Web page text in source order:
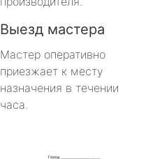
Выезд мастера
Мастер оперативно
приезжает к месту
назначения в течении
часа.